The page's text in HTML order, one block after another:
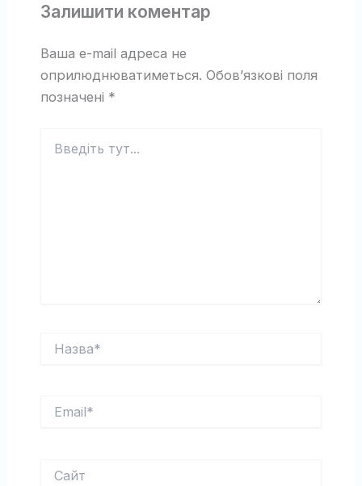
Залишити коментар
Ваша e-mail адреса не
оприлюднюватиметься. Обов’язкові поля
позначені *
тут...